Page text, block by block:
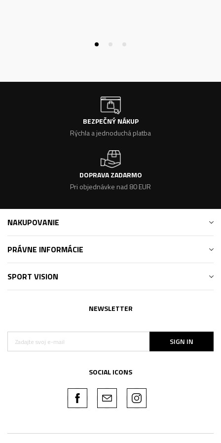
BEZPEČNÝ NÁKUP
Rýchla a jednoduchá platba
DOPRAVA ZADARMO
Pri objednávke nad 80 EUR
NAKUPOVANIE
PRÁVNE INFORMÁCIE
SPORT VISION
NEWSLETTER
SIGN IN
SOCIAL ICONS